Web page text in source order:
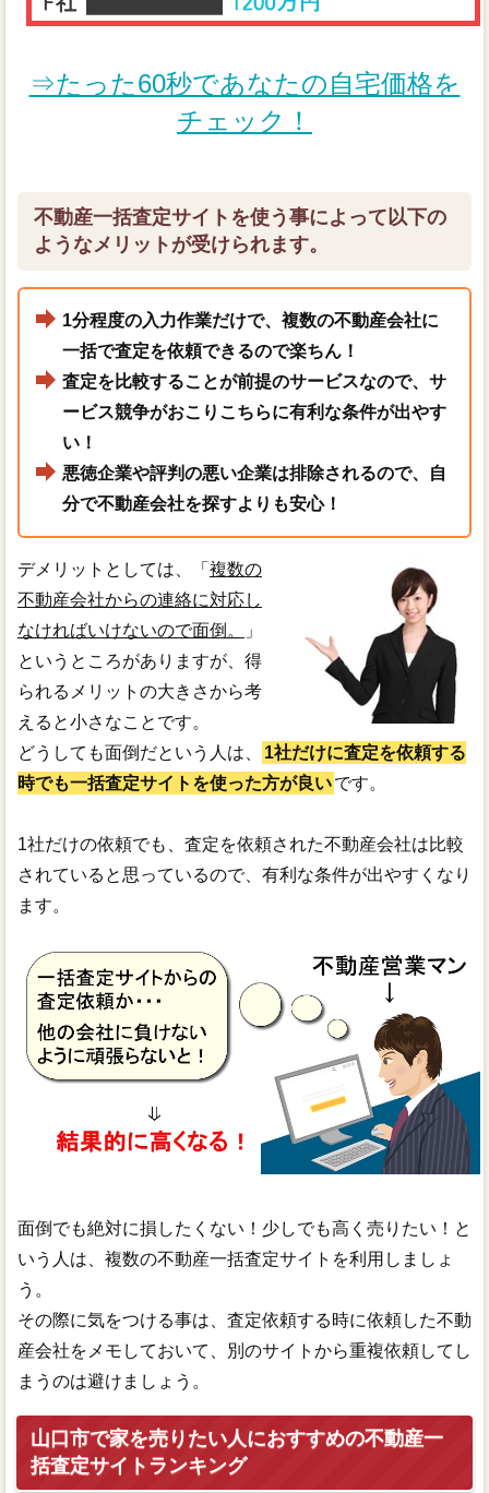
⇒たった60秒であなたの自宅価格を
チェック！
不動産一括査定サイトを使う事によって以下の
ようなメリットが受けられます。
1分程度の入力作業だけで、複数の不動産会社に
一括で査定を依頼できるので楽ちん！
査定を比較することが前提のサービスなので、サ
ービス競争がおこりこちらに有利な条件が出やす
い！
悪徳企業や評判の悪い企業は排除されるので、自
分で不動産会社を探すよりも安心！
デメリットとしては、「 複数の
不動産会社からの連絡に対応し
なければいけないので面倒。
」
というところがありますが、得
られるメリットの大きさから考
えると小さなことです。
どうしても面倒だという人は、
1社だけに査定を依頼する
時でも一括査定サイトを使った方が良いです。
1社だけの依頼でも、査定を依頼された不動産会社は比較
されていると思っているので、有利な条件が出やすくなり
ます。
面倒でも絶対に損したくない！少しでも高く売りたい！と
いう人は、複数の不動産一括査定サイトを利用しましょ
う。
その際に気をつける事は、査定依頼する時に依頼した不動
産会社をメモしておいて、別のサイトから重複依頼してし
まうのは避けましょう。
山口市で家を売りたい人におすすめの不動産一
括査定サイトランキング